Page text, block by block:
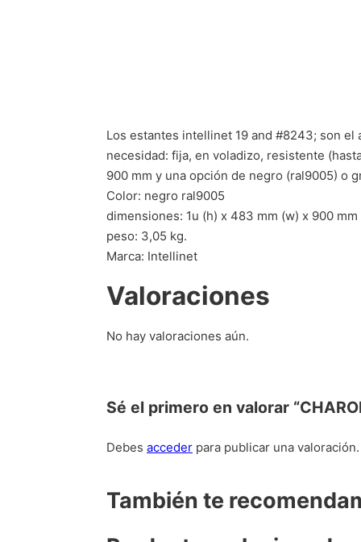
Los estantes intellinet 19 and #8243; son
necesidad: fija, en voladizo, resistente
900 mm y una opción de negro (ral9005) o
Color: negro ral9005
dimensiones: 1u (h) x 483 mm (w) x 900 mm
peso: 3,05 kg.
Marca: Intellinet
Valoraciones
No hay valoraciones aún.
Sé el primero en valorar
Debes acceder para publicar una valoración.
También te